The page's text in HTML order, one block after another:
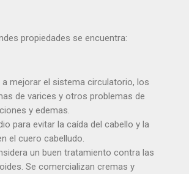
propiedades se encuentra:
a mejorar el sistema circulatorio, los
de varices y otros problemas de
y edemas.
para evitar la caída del cabello y la
el cuero cabelludo.
un buen tratamiento contra las
Se comercializan cremas y